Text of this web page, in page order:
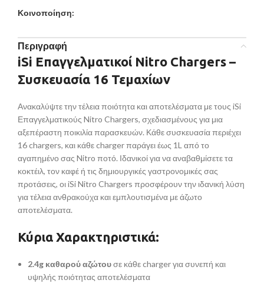
Κοινοποίηση:
Περιγραφή
iSi Επαγγελματικοί Nitro Chargers –
Συσκευασία 16 Τεμαχίων
Ανακαλύψτε την τέλεια ποιότητα και αποτελέσματα με τους iSi
Επαγγελματικούς Nitro Chargers, σχεδιασμένους για μια
αξεπέραστη ποικιλία παρασκευών. Κάθε συσκευασία περιέχει
16 chargers, και κάθε charger παράγει έως 1L από το
αγαπημένο σας Nitro ποτό. Ιδανικοί για να αναβαθμίσετε τα
κοκτέιλ, τον καφέ ή τις δημιουργικές γαστρονομικές σας
προτάσεις, οι iSi Nitro Chargers προσφέρουν την ιδανική λύση
για τέλεια ανθρακούχα και εμπλουτισμένα με άζωτο
αποτελέσματα.
Κύρια Χαρακτηριστικά:
2.4g καθαρού αζώτουσε κάθε charger για συνεπή και
υψηλής ποιότητας αποτελέσματα